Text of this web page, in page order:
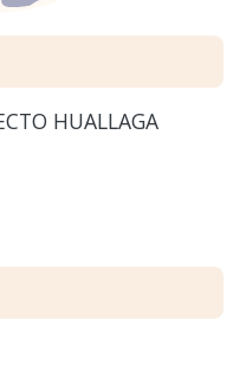
HUALLAGA